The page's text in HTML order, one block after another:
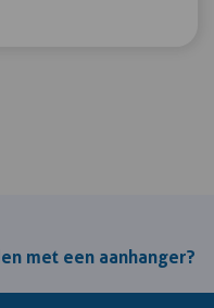
met een aanhanger?